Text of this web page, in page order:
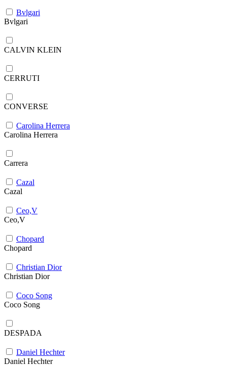
Bvlgari
Bvlgari
CALVIN KLEIN
CERRUTI
CONVERSE
Carolina Herrera
Carolina Herrera
Carrera
Cazal
Cazal
Ceo,V
Ceo,V
Chopard
Chopard
Christian Dior
Christian Dior
Coco Song
Coco Song
DESPADA
Daniel Hechter
Daniel Hechter